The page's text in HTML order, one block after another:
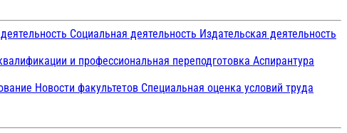
Социальная деятельность Издательская деятельность
и профессиональная переподготовка Аспирантура
Новости факультетов Специальная оценка условий труда